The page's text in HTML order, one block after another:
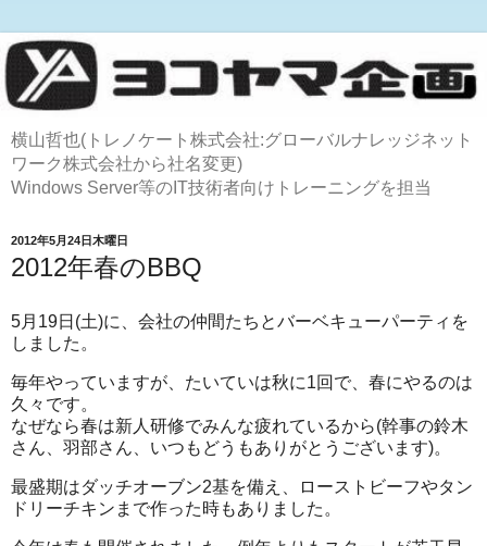
横山哲也(トレノケート株式会社:グローバルナレッジネット
ワーク株式会社から社名変更)
Windows Server等のIT技術者向けトレーニングを担当
2012年5月24日木曜日
2012年春のBBQ
5月19日(土)に、会社の仲間たちとバーベキューパーティを
しました。
毎年やっていますが、たいていは秋に1回で、春にやるのは
久々です。
なぜなら春は新人研修でみんな疲れているから(幹事の鈴木
さん、羽部さん、いつもどうもありがとうございます)。
最盛期はダッチオーブン2基を備え、ローストビーフやタン
ドリーチキンまで作った時もありました。